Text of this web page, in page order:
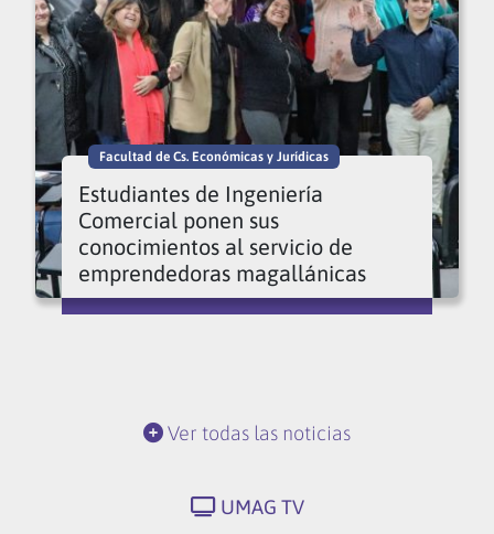
Facultad de Cs. Económicas y Jurídicas
Estudiantes de Ingeniería
Comercial ponen sus
conocimientos al servicio de
emprendedoras magallánicas
Ver todas las noticias
UMAG TV